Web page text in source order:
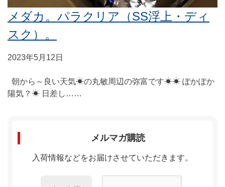
メダカ。パラクリア（SS浮上・ディ
スク）。
2023年5月12日
朝から～良い天気☀の丸敏周辺の弥富です☀☀ ぽかぽか
陽気？☀ 日差し……
メルマガ購読
入荷情報などをお届けさせていただきます。